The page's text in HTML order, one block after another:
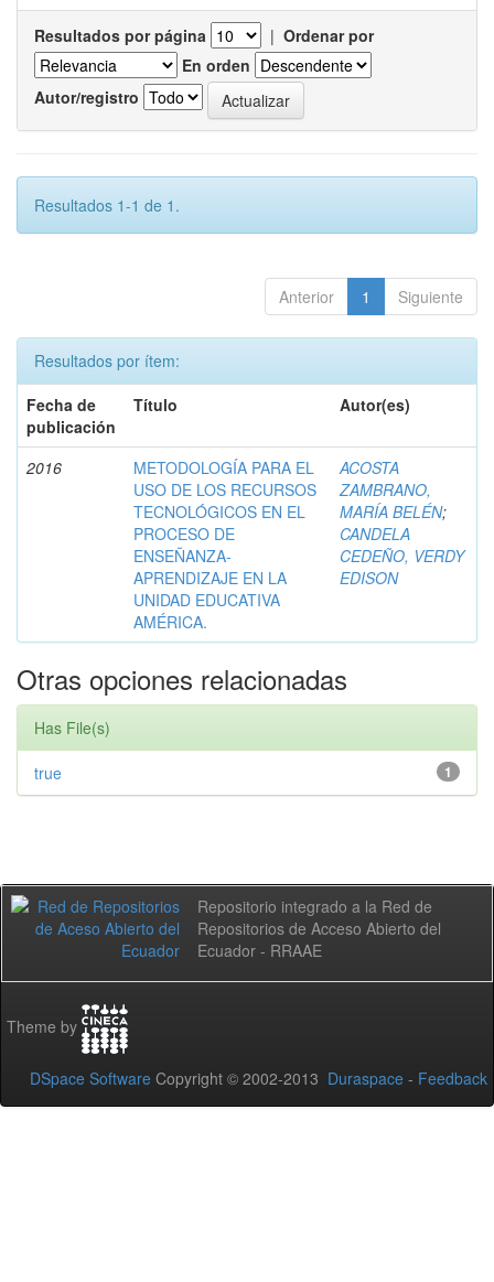
Resultados por página | Ordenar por
En orden
Autor/registro
Resultados 1-1 de 1.
Anterior 1 Siguiente
Resultados por ítem:
Fecha de
publicación
Título Autor(es)
2016
METODOLOGÍA PARA EL
USO DE LOS RECURSOS
TECNOLÓGICOS EN EL
PROCESO DE
ENSEÑANZA-
APRENDIZAJE EN LA
UNIDAD EDUCATIVA
AMÉRICA.
ACOSTA
ZAMBRANO,
MARÍA BELÉN;
CANDELA
CEDEÑO, VERDY
EDISON
Otras opciones relacionadas
Has File(s)
1
true
Repositorio integrado a la Red de
Repositorios de Acceso Abierto del
Ecuador - RRAAE
Theme by
DSpace Software Copyright © 2002-2013 Duraspace - Feedback